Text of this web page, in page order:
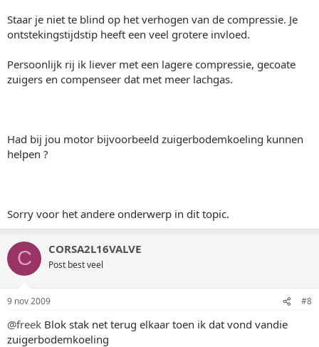
Staar je niet te blind op het verhogen van de compressie. Je
ontstekingstijdstip heeft een veel grotere invloed.
Persoonlijk rij ik liever met een lagere compressie, gecoate
zuigers en compenseer dat met meer lachgas.
Had bij jou motor bijvoorbeeld zuigerbodemkoeling kunnen
helpen ?
Sorry voor het andere onderwerp in dit topic.
C CORSA2L16VALVE
Post best veel
9 nov 2009 #8
@freek Blok stak net terug elkaar toen ik dat vond vandie
zuigerbodemkoeling